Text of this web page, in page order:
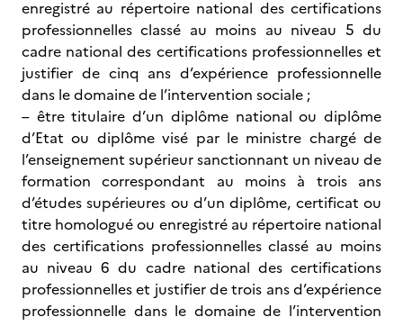
enregistré au répertoire national des certifications
professionnelles classé au moins au niveau 5 du
cadre national des certifications professionnelles et
justifier de cinq ans d’expérience professionnelle
dans le domaine de l’intervention sociale ;
– être titulaire d’un diplôme national ou diplôme
d’Etat ou diplôme visé par le ministre chargé de
l’enseignement supérieur sanctionnant un niveau de
formation correspondant au moins à trois ans
d’études supérieures ou d’un diplôme, certificat ou
titre homologué ou enregistré au répertoire national
des certifications professionnelles classé au moins
au niveau 6 du cadre national des certifications
professionnelles et justifier de trois ans d’expérience
professionnelle dans le domaine de l’intervention